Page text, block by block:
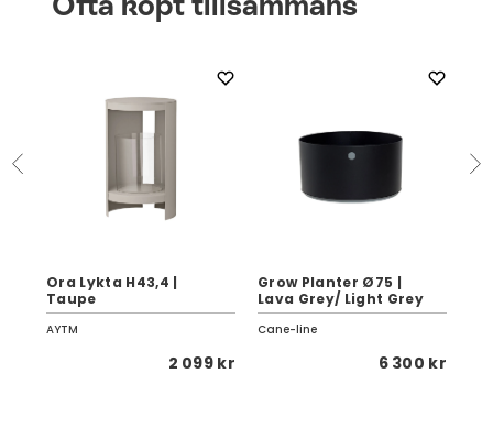
Ora Lykta H43,4 |
Taupe
AYTM
2 099 kr
Grow Planter Ø75 |
Lava Grey/ Light Grey
Cane-line
6 300 kr